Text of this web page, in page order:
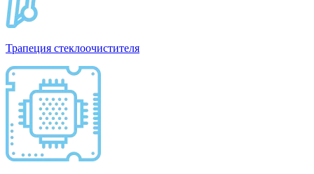
Трапеция стеклоочистителя